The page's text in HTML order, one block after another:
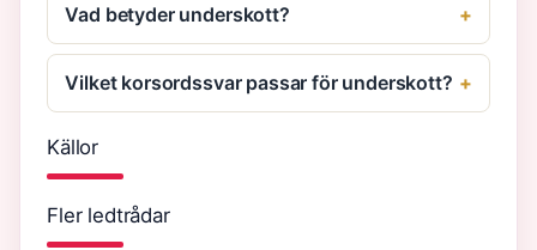
Vad betyder underskott?
Vilket korsordssvar passar för underskott?
Källor
Fler ledtrådar